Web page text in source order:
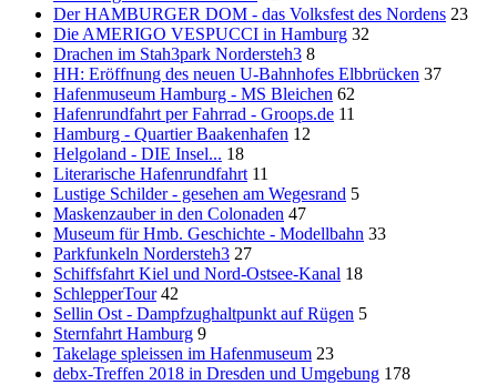
Der HAMBURGER DOM - das Volksfest des Nordens 23
Die AMERIGO VESPUCCI in Hamburg 32
Drachen im Stah3park Nordersteh3 8
HH: Eröffnung des neuen U-Bahnhofes Elbbrücken 37
Hafenmuseum Hamburg - MS Bleichen 62
Hafenrundfahrt per Fahrrad - Groops.de 11
Hamburg - Quartier Baakenhafen 12
Helgoland - DIE Insel... 18
Literarische Hafenrundfahrt 11
Lustige Schilder - gesehen am Wegesrand 5
Maskenzauber in den Colonaden 47
Museum für Hmb. Geschichte - Modellbahn 33
Parkfunkeln Nordersteh3 27
Schiffsfahrt Kiel und Nord-Ostsee-Kanal 18
SchlepperTour 42
Sellin Ost - Dampfzughaltpunkt auf Rügen 5
Sternfahrt Hamburg 9
Takelage spleissen im Hafenmuseum 23
debx-Treffen 2018 in Dresden und Umgebung 178